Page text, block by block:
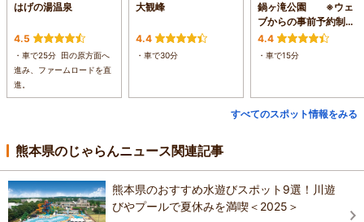
はげの湯温泉
4.5
・車で25分 田の原方面へ
進み、ファームロードを直
進。
大観峰
4.4
・車で30分
鍋ヶ滝公園 ※ウェ
ブからの事前予約制に
よる入園となっており
ます。
4.4
・車で15分
すべてのスポット情報をみる
熊本県のじゃらんニュース関連記事
熊本県のおすすめ水遊びスポット9選！川遊
びやプールで夏休みを満喫＜2025＞